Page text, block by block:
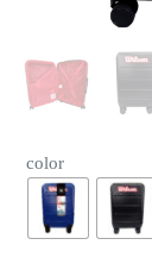
color